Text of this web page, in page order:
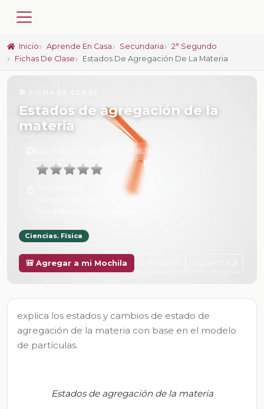
Inicio Aprende En Casa Secundaria
2° Segundo
Fichas De Clase
Estados De Agregación De La Materia
Estados de agregación de la
materia
6 de Febrero de 2025 a las 16:56
Ciencias. Física
🎒 Agregar a mi Mochila
explica los estados y cambios de estado de
agregación de la materia con base en el modelo
de partículas.
Estados de agregación de la materia